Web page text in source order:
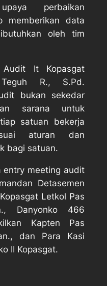
perbaikan
memberikan data
oleh tim
It Kopasgat
R., S.Pd.
bukan sekedar
sarana untuk
satuan bekerja
aturan dan
bagi satuan.
entry meeting audit
Detasemen
Letkol Pas
Danyonko 466
Kapten Pas
dan Para Kasi
II Kopasgat.